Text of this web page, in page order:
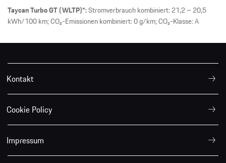
Taycan Turbo GT (WLTP)*:Stromverbrauch kombiniert: 21,2 – 20,5
kWh/100 km; CO₂-Emissionen kombiniert: 0 g/km; CO₂-Klasse: A
Kontakt
Cookie Policy
Impressum